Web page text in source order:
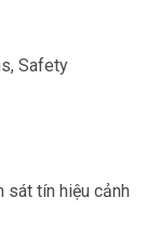
Safety
sát tín hiệu cảnh